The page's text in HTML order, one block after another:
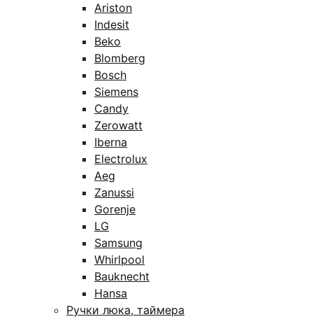
Ariston
Indesit
Beko
Blomberg
Bosch
Siemens
Candy
Zerowatt
Iberna
Electrolux
Aeg
Zanussi
Gorenje
LG
Samsung
Whirlpool
Bauknecht
Hansa
Ручки люка, таймера